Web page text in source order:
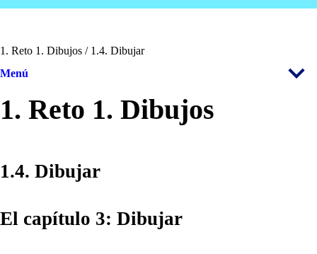
1. Reto 1. Dibujos / 1.4. Dibujar
Menú
1. Reto 1. Dibujos
1.4. Dibujar
El capítulo 3: Dibujar